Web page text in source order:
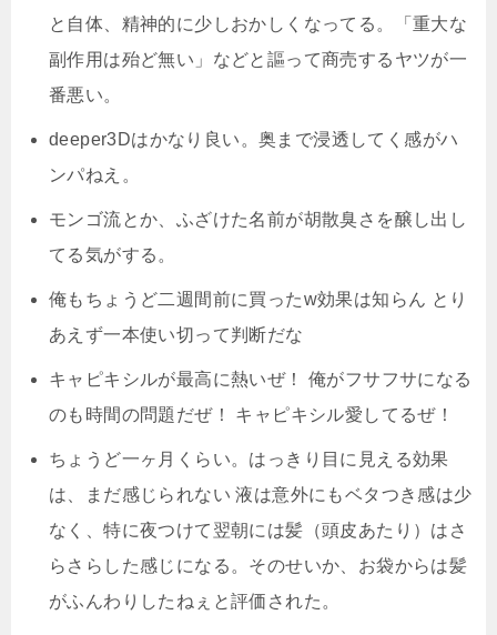
と自体、精神的に少しおかしくなってる。「重大な
副作用は殆ど無い」などと謳って商売するヤツが一
番悪い。
deeper3Dはかなり良い。 奥まで浸透してく感がハ
ンパねえ。
モンゴ流とか、ふざけた名前が胡散臭さを醸し出し
てる気がする。
俺もちょうど二週間前に買ったw効果は知らん とり
あえず一本使い切って判断だな
キャピキシルが最高に熱いぜ！ 俺がフサフサになる
のも時間の問題だぜ！ キャピキシル愛してるぜ！
ちょうど一ヶ月くらい。はっきり目に見える効果
は、まだ感じられない 液は意外にもベタつき感は少
なく、特に夜つけて翌朝には髪（頭皮あたり）はさ
らさらした感じになる。そのせいか、 お袋からは髪
がふんわりしたねぇと評価された。